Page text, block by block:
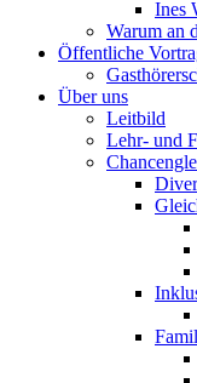
Ines
Warum an
Öffentliche
Über uns
Leitbild
Lehr- und